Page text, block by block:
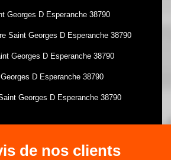
Georges D Esperanche 38790
Saint Georges D Esperanche 38790
Georges D Esperanche 38790
D Esperanche 38790
Georges D Esperanche 38790
de nos clients